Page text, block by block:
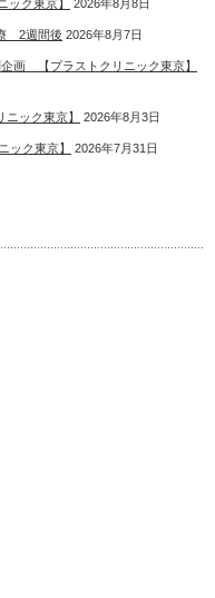
ク東京】 2026年8月8日
2週間後 2026年8月7日
画 【プラストクリニック東京】
ック東京】 2026年8月3日
ク東京】 2026年7月31日